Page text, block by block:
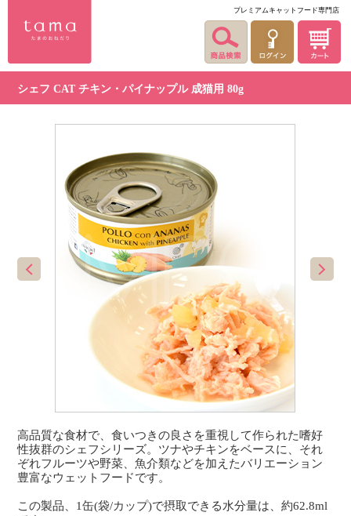
プレミアムキャットフード専門店
シェフ CAT チキン・パイナップル 成猫用 80g
高品質な食材で、食いつきの良さを重視して作られた嗜好
性抜群のシェフシリーズ。ツナやチキンをベースに、それ
ぞれフルーツや野菜、魚介類などを加えたバリエーション
豊富なウェットフードです。
この製品、1缶(袋/カップ)で摂取できる水分量は、約62.8ml